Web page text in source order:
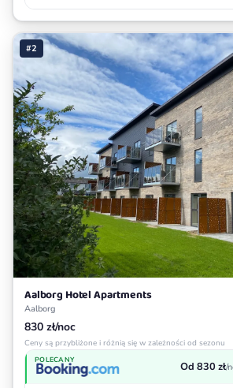
#2
Aalborg Hotel Apartments
Aalborg
830 zł/noc
Ceny są przybliżone i różnią się w zależności od sezonu
POLECANY Od 830 zł/